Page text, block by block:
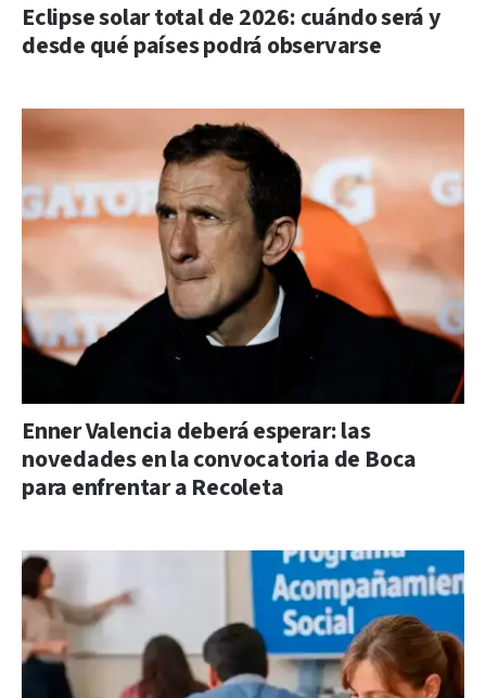
Eclipse solar total de 2026: cuándo será y
desde qué países podrá observarse
Enner Valencia deberá esperar: las
novedades en la convocatoria de Boca
para enfrentar a Recoleta